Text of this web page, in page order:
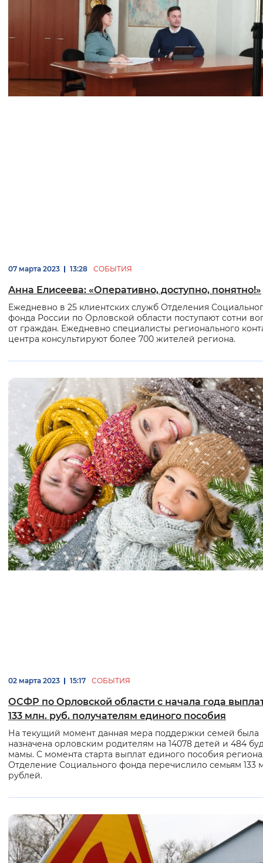
СОБЫТИЯ
07 марта 2023 13:28
Анна Елисеева: «Оперативно, доступно, понятно!»
Ежедневно в 25 клиентских служб Отделения
фонда России по Орловской области поступают сотни
от граждан. Ежедневно специалисты регионального
центра консультируют более 700 жителей региона.
СОБЫТИЯ
02 марта 2023 15:17
ОСФР по Орловской области с начала года
133 млн. руб. получателям единого пособия
На текущий момент данная мера поддержки семей была
назначена орловским родителям на 14078 детей и 484
мамы. С момента старта выплат единого пособия
Отделение Социального фонда перечислило семьям 133
рублей.